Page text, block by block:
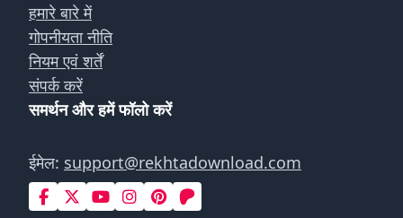
हमारे बारे में
गोपनीयता नीति
नियम एवं शर्तें
संपर्क करें
समर्थन और हमें फॉलो करें
ईमेल: support@rekhtadownload.com